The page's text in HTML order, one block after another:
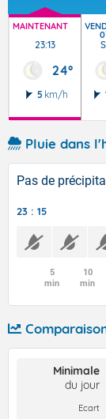
MAINTENANT
23:13
24°
5 km/h
Pluie dans
Pas de
23 : 15
5
min
10
min
Minimale
du jour
Ecart